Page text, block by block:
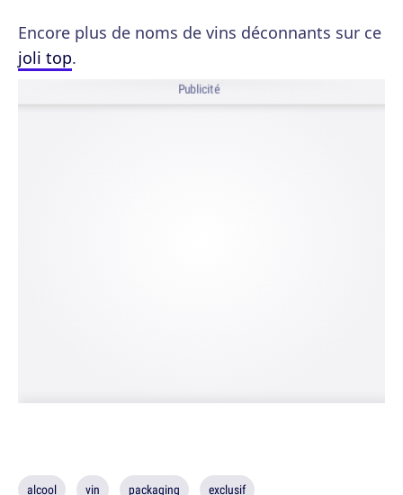
Encore plus de noms de vins déconnants sur ce
joli top.
Publicité
alcool vin packaging exclusif